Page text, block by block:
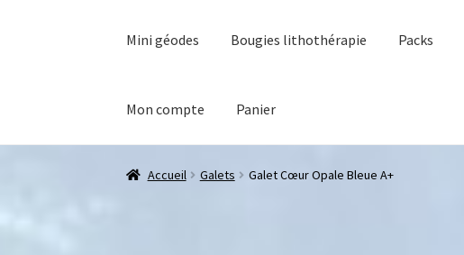
Mini géodes Bougies lithothérapie Packs
Mon compte Panier
Accueil Galets Galet Cœur Opale Bleue A+